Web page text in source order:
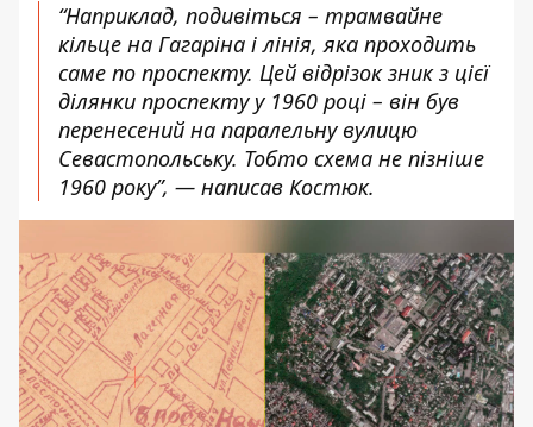
“Наприклад, подивіться – трамвайне
кільце на Гагаріна і лінія, яка проходить
саме по проспекту. Цей відрізок зник з цієї
ділянки проспекту у 1960 році – він був
перенесений на паралельну вулицю
Севастопольську. Тобто схема не пізніше
1960 року”, — написав Костюк.